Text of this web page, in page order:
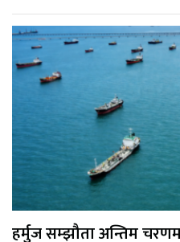
हर्मुज सम्झौता अन्तिम